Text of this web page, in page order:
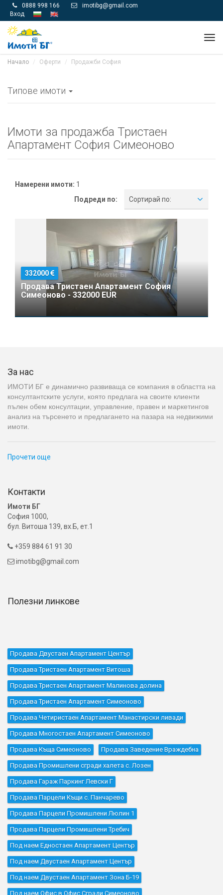
 0888 998 166 
imotibg@gmail.com
Вход
Начало Оферти Продажби София
Типове имоти
Имоти за продажба Тристаен
Апартамент София Симеоново
Намерени имоти: 1
Подреди по:
Сортирай по:
332000
Продава Тристаен Апартамент София
Симеоново - 332000 EUR
За нас
ИМОТИ БГ е динамично развиваща се компания в областта на
консултантските услуги, която предлага на своите клиенти
пълен обем консултации, управление, правен и маркетингов
анализ на търсенето и предлагането на пазара на недвижими
имоти.
Прочети още
Контакти
Имоти БГ
София 1000,
бул. Витоша 139, вх.Б, ет.1
 +359 884 61 91 30
 imotibg@gmail.com
Полезни линкове
Продава Двустаен Апартамент Център
Продава Тристаен Апартамент Витоша
Продава Тристаен Апартамент Малинова долина
Продава Тристаен Апартамент Симеоново
Продава Четиристаен Апартамент Манастирски ливади
Продава Многостаен Апартамент Симеоново
Продава Къщa Симеоново Продава Заведение Враждебна
Продава Промишлени сгради халета с. Лозен
Продава Гараж Паркинг Левски Г
Продава Парцели Къщи с. Панчарево
Продава Парцели Промишлени Люлин 1
Продава Парцели Промишлени Требич
Под наем Едностаен Апартамент Център
Под наем Двустаен Апартамент Център
Под наем Двустаен Апартамент Зона Б-19
Под наем Офис в Офис Сгради Симеоново